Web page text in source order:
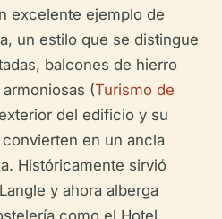
excelente ejemplo de
un estilo que se distingue
balcones de hierro
(Turismo de
del edificio y su
en un ancla
Históricamente sirvió
y ahora alberga
como el Hotel